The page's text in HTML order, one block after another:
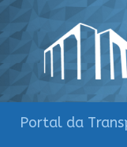
Portal da